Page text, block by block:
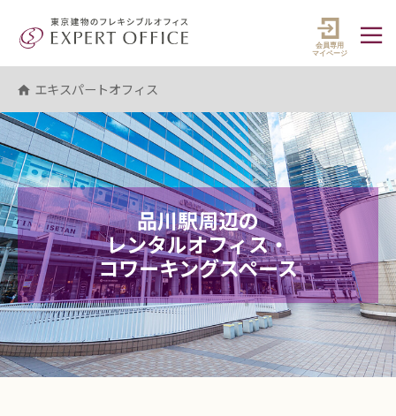
エキスパートオフィス（マイペ
エキスパートオフィス
品川駅周辺の
レンタルオフィス・
コワーキングスペース